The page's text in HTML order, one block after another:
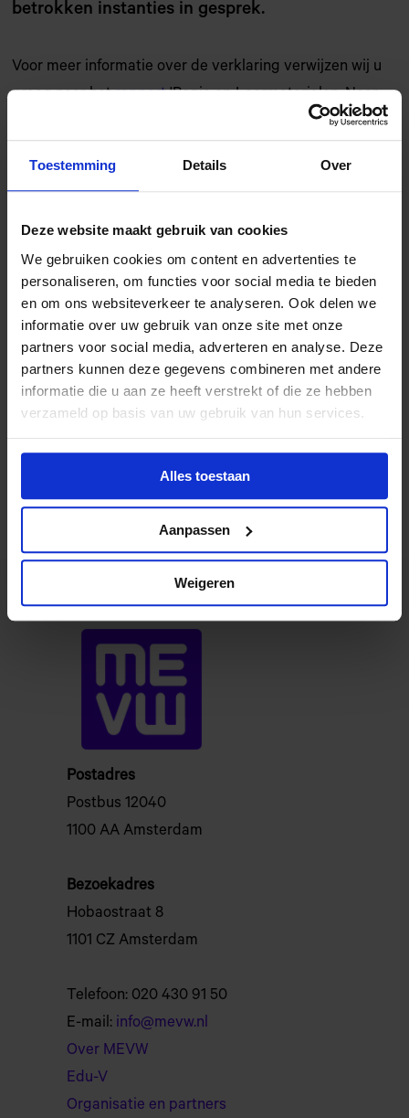
Toestemming Details Over
Deze website maakt gebruik van cookies
We gebruiken cookies om content en advertenties te
personaliseren, om functies voor social media te bieden
en om ons websiteverkeer te analyseren. Ook delen we
informatie over uw gebruik van onze site met onze
partners voor social media, adverteren en analyse. Deze
partners kunnen deze gegevens combineren met andere
informatie die u aan ze heeft verstrekt of die ze hebben
verzameld op basis van uw gebruik van hun services.
Alles toestaan
Aanpassen
Weigeren
betrokken instanties in gesprek.
Voor meer informatie over de verklaring verwijzen wij u
graag naar hetrapport'Regie op Leermaterialen: Naar
een nationale aanpak digitale en open leermaterialen'.
Onderwijsinnovatie met ICT.
Maarten
Directeur MEVW
Postadres
Postbus 12040
1100 AA Amsterdam
Bezoekadres
Hobaostraat 8
1101 CZ Amsterdam
Telefoon: 020 430 91 50
E-mail: info@mevw.nl
Over MEVW
Edu-V
Organisatie en partners